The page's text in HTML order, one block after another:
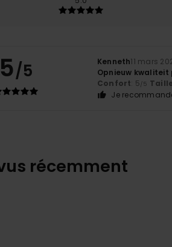
5/5 Kenneth11 mars
Opnieuw kwaliteit
Confort: 5/5 Taille
Je
récemment